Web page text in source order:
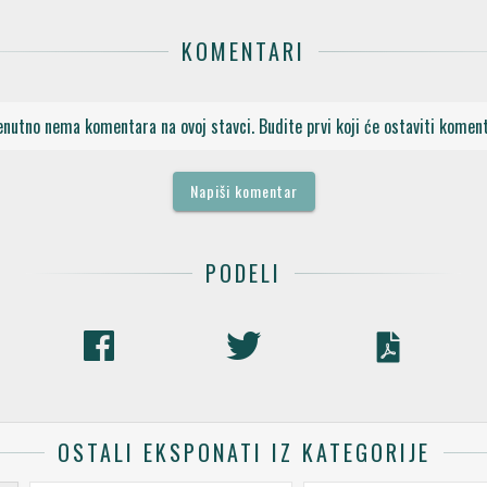
KOMENTARI
nema komentara na ovoj stavci. Budite prvi koji će ostaviti
Napiši komentar
PODELI
OSTALI EKSPONATI IZ KATEGORIJE